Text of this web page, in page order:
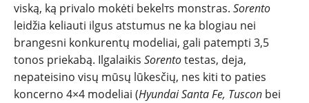
viską, ką privalo mokėti bekelтs monstras. Sorento
leidžia keliauti ilgus atstumus ne kа blogiau nei
brangesni konkurentų modeliai, gali patempti 3,5
tonos priekabą. Ilgalaikis Sorentotestas, deja,
nepateisino visų mūsų lūkesčių, nes kiti to paties
koncerno 4×4 modeliai (Hyundai Santa Fe, Tuscon bei